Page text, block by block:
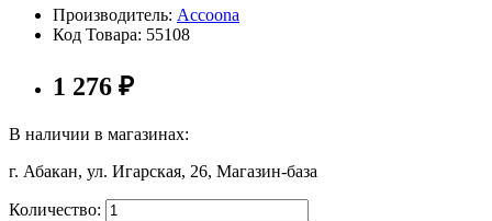
Производитель: Accoona
Код Товара: 55108
1 276 ₽
В наличии в магазинах:
г. Абакан, ул. Игарская, 26, Магазин-база
Количество: